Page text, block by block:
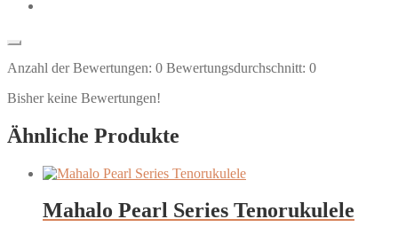
Anzahl der Bewertungen: 0 Bewertungsdurchschnitt: 0
Bisher keine Bewertungen!
Ähnliche Produkte
Mahalo Pearl Series Tenorukulele